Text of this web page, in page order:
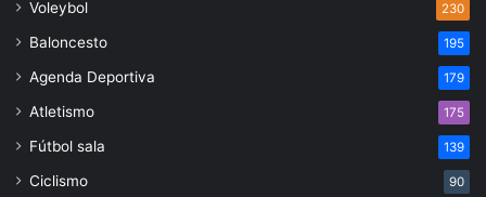
Voleybol 230
Baloncesto 195
Agenda Deportiva 179
Atletismo 175
Fútbol sala 139
Ciclismo 90